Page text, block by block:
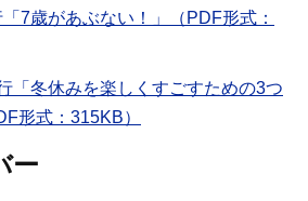
7歳があぶない！」（PDF形式：
「冬休みを楽しくすごすための3つ
形式：315KB）
ー